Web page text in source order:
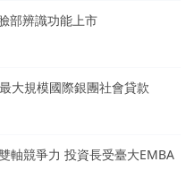
部辨識功能上市
大規模國際銀團社會貸款
軸競爭力 投資長受臺大EMBA